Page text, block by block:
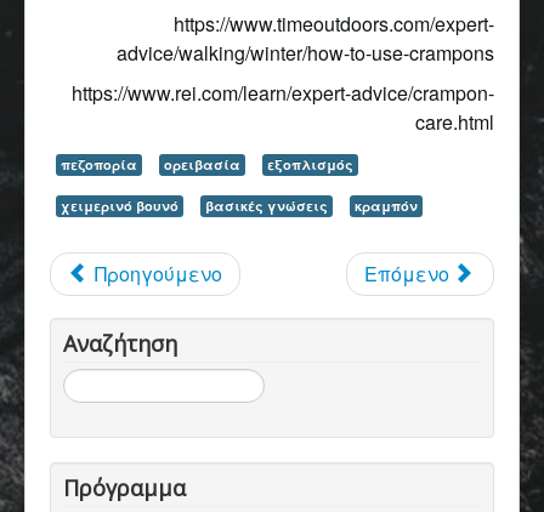
https://www.timeoutdoors.com/expert-
advice/walking/winter/how-to-use-crampons
https://www.rei.com/learn/expert-advice/crampon-
care.html
πεζοπορία ορειβασία εξοπλισμός
χειμερινό βουνό βασικές γνώσεις κραμπόν
Προηγούμενο Επόμενο
Αναζήτηση
Αναζήτηση...
Πρόγραμμα